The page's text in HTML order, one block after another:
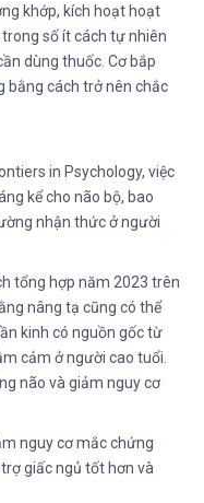
khớp, kích hoạt hoạt
số ít cách tự nhiên
dùng thuốc. Cơ bắp
bằng cách trở nên chắc
in Psychology, việc
kể cho não bộ, bao
nhận thức ở người
tổng hợp năm 2023 trên
nâng tạ cũng có thể
kinh có nguồn gốc từ
cảm ở người cao tuổi.
não và giảm nguy cơ
nguy cơ mắc chứng
giấc ngủ tốt hơn và